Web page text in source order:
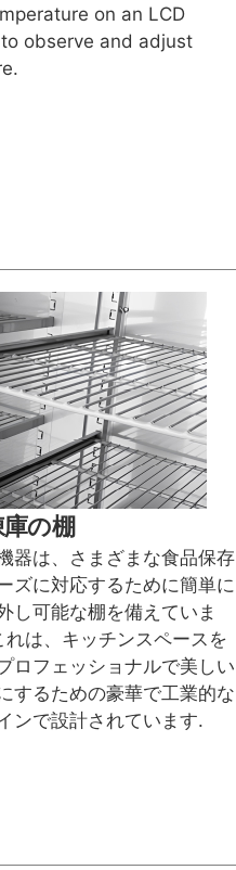
on an LCD
observe and adjust
の棚
器は、さまざまな食品保存
ズに対応するために簡単に
し可能な棚を備えていま
れは、キッチンスペースを
ロフェッショナルで美しい
するための豪華で工業的な
ンで設計されています.